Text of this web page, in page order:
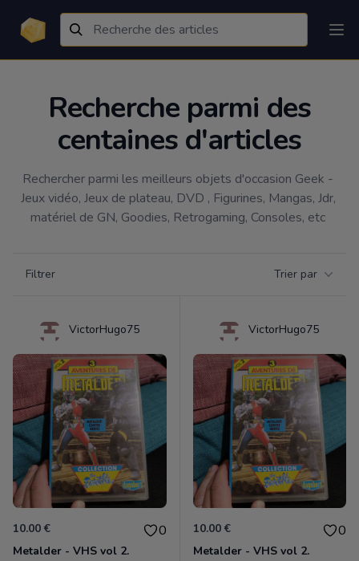
Recherche parmi des
centaines d'articles
Rechercher parmi les meilleurs objets d'occasion Geek -
Jeux vidéo, Jeux de plateau, DVD , Figurines, Mangas, Jdr,
matériel de GN, Goodies, Retrogaming, Consoles, etc
Filtrer Trier par
VictorHugo75
10.00 € 0
Metalder - VHS vol 2.
VictorHugo75
10.00 € 0
Metalder - VHS vol 2.